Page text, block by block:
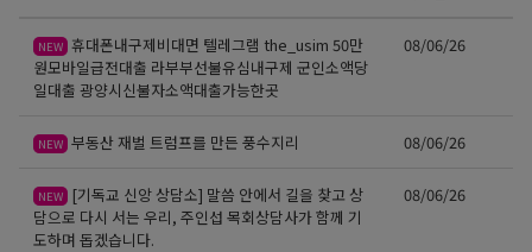
NEW 휴대폰내구제비대면 텔레그램 the_usim 50만
원모바일급전대출 라부부선불유심내구제 군인소액당
일대출 광양시신불자소액대출가능한곳
08/06/26
NEW 부동산 재벌 트럼프를 만든 풍수지리 08/06/26
NEW
[기독교 신앙 상담소] 말씀 안에서 길을 찾고 상
담으로 다시 서는 우리, 주인섭 목회상담사가 함께 기
도하며 돕겠습니다.
08/06/26